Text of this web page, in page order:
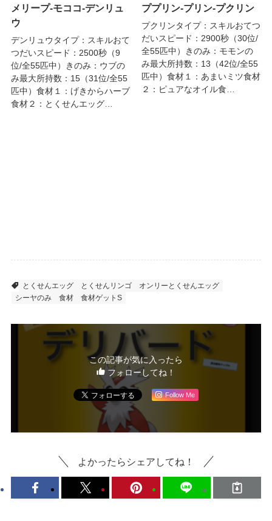
メリープ-モココ-デンリュ
ウ
デンリュウタイプ：スキルおて
つだいスピード：2500秒（9
位/全55匹中）きのみ：ウブの
み最大所持数：15（31位/全55
匹中）食材１：げきからハーブ
食材２：とくせんエッグ…
ププリン-プリン-プクリン
プクリンタイプ：スキルおてつ
だいスピード：2900秒（30位/
全55匹中）きのみ：モモンの
み最大所持数：13（42位/全55
匹中）食材１：あまいミツ食材
２：ピュアなオイル食…
とくせんエッグ とくせんリンゴ
オンリーとくせんエッグ
シーヤのみ
食材 食材ゲットS
この記事が気に入ったら
フォローしてね！
Follow Me
よかったらシェアしてね！